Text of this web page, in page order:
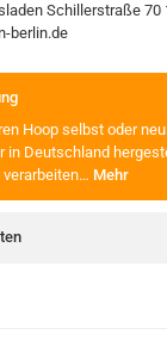
Schillerstraße 70
berlin.de
Hoop selbst oder
in Deutschland
Mehr